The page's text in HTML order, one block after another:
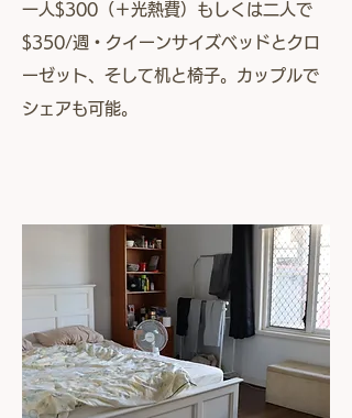
一人$300（＋光熱費） もしくは二人で
$350/週・クイーンサイズベッドとクロ
ーゼット、そして机と椅子。カップルで
シェアも可能。